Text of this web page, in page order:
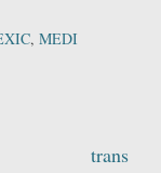
, MEDI
trans